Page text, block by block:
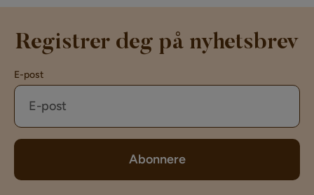
Registrer deg på nyhetsbrev
E-post
Abonnere